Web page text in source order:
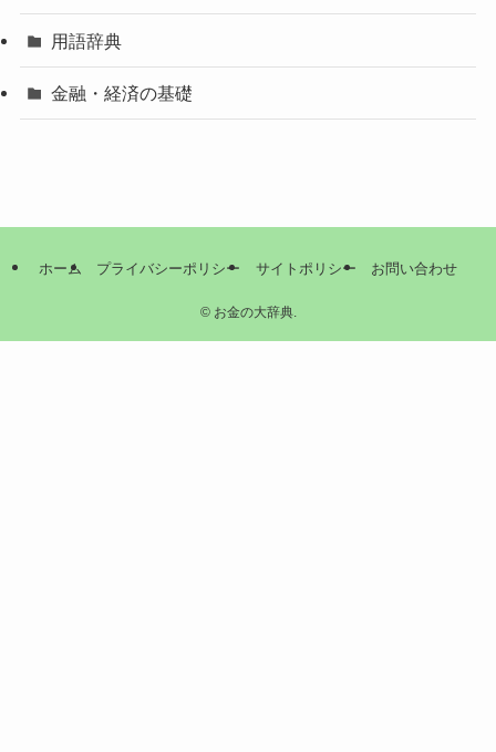
用語辞典
金融・経済の基礎
ホーム プライバシーポリシー サイトポリシー お問い合わせ
©お金の大辞典.